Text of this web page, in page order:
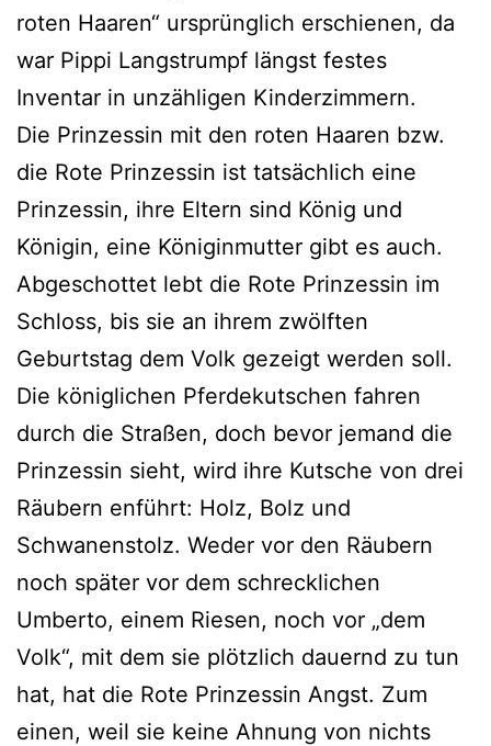
roten Haaren“ ursprüng­lich erschie­nen, da
war Pippi Langstrumpf längst fes­tes
Inventar in unzäh­li­gen Kinderzimmern.
Die Prinzessin mit den roten Haaren bzw.
die Rote Prinzessin ist tat­säch­lich eine
Prinzessin, ihre Eltern sind König und
Königin, eine Königinmutter gibt es auch.
Abgeschottet lebt die Rote Prinzessin im
Schloss, bis sie an ihrem zwölf­ten
Geburtstag dem Volk gezeigt wer­den soll.
Die könig­li­chen Pferdekutschen fah­ren
durch die Straßen, doch bevor jemand die
Prinzessin sieht, wird ihre Kutsche von drei
Räubern enführt: Holz, Bolz und
Schwanenstolz. Weder vor den Räubern
noch spä­ter vor dem schreck­li­chen
Umberto, einem Riesen, noch vor „dem
Volk“, mit dem sie plötz­lich dau­ernd zu tun
hat, hat die Rote Prinzessin Angst. Zum
einen, weil sie kei­ne Ahnung von nichts